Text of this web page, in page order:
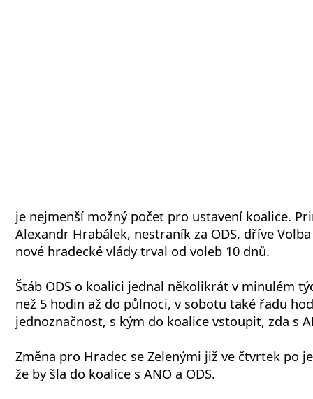
je nejmenší možný počet pro ustavení koalice.
Alexandr Hrabálek, nestraník za ODS, dříve
nové hradecké vlády trval od voleb 10 dnů.
Štáb ODS o koalici jednal několikrát v minulém
než 5 hodin až do půlnoci, v sobotu také řadu
jednoznačnost, s kým do koalice vstoupit, zda s
Změna pro Hradec se Zelenými již ve čtvrtek po
že by šla do koalice s ANO a ODS.